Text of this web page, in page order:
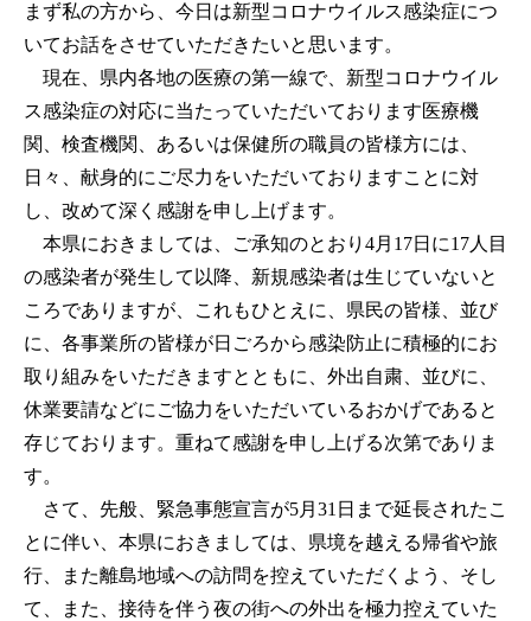
まず私の方から、今日は新型コロナウイルス感染症につ
いてお話をさせていただきたいと思います。
現在、県内各地の医療の第一線で、新型コロナウイル
ス感染症の対応に当たっていただいております医療機
関、検査機関、あるいは保健所の職員の皆様方には、
日々、献身的にご尽力をいただいておりますことに対
し、改めて深く感謝を申し上げます。
本県におきましては、ご承知のとおり4月17日に17人目
の感染者が発生して以降、新規感染者は生じていないと
ころでありますが、これもひとえに、県民の皆様、並び
に、各事業所の皆様が日ごろから感染防止に積極的にお
取り組みをいただきますとともに、外出自粛、並びに、
休業要請などにご協力をいただいているおかげであると
存じております。重ねて感謝を申し上げる次第でありま
す。
さて、先般、緊急事態宣言が5月31日まで延長されたこ
とに伴い、本県におきましては、県境を越える帰省や旅
行、また離島地域への訪問を控えていただくよう、そし
て、また、接待を伴う夜の街への外出を極力控えていた